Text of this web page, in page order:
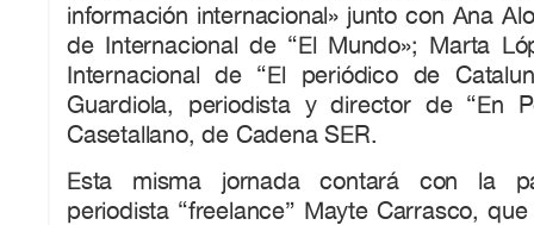
información internacional» junto con Ana
de Internacional de “El Mundo»; Marta
Internacional de “El periódico de
Guardiola, periodista y director de “En
Casetallano, de Cadena SER.
Esta misma jornada contará con la
periodista “freelance” Mayte Carrasco,